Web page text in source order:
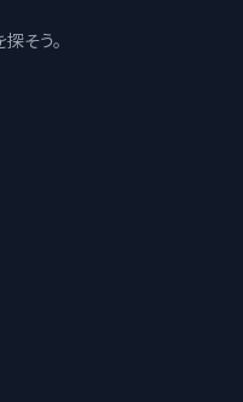
そう。